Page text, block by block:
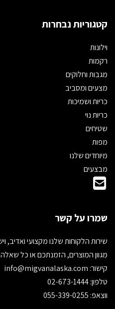
קטגוריות נבחרות
וילונות
רקמות
מגבות וחלוקים
מצעים ומסביב
כריות ושמיכות
כריות נוי
שטיחים
מפות
מיוחדים שלנו
מבצעים
שמרו על קשר
שירות הלקוחות שלנו מקצועי
מגוון המוצרים, הזמנתכם או כל
קישור:
טלפון: 02-673-1444
ווצאפ: 055-339-0255